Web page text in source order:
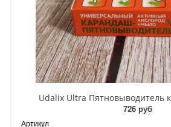
Udalix Ultra Пятновыводитель
726 руб
Артикул